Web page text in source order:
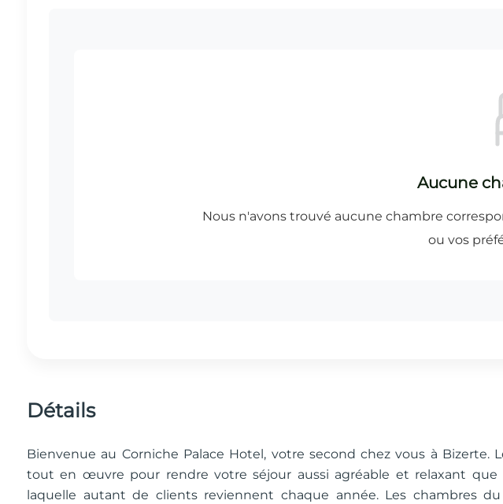
Détails
Bienvenue au Corniche Palace Hotel, votre second chez vous à Bizerte.
tout en œuvre pour rendre votre séjour aussi agréable et relaxant que
laquelle autant de clients reviennent chaque année. Les chambres